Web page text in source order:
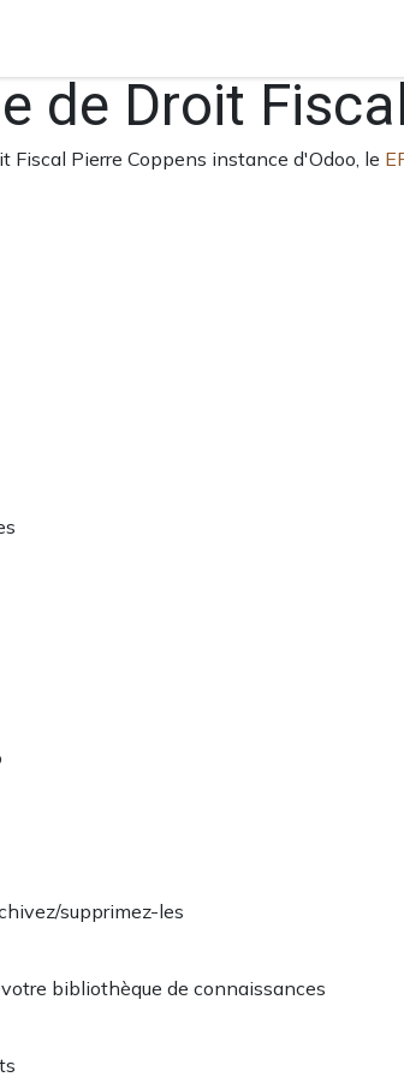
de Droit
Fiscal Pierre Coppens instance d'Odoo, le
supprimez-les
bibliothèque de connaissances